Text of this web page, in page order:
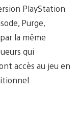
PlayStation
Purge,
la même
qui
accès au jeu en